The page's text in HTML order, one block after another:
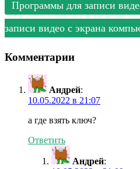
Программы для записи
записи видео с экрана
Комментарии
Андрей:
10.05.2022 в 21:07
а где взять ключ?
Ответить
Андрей: